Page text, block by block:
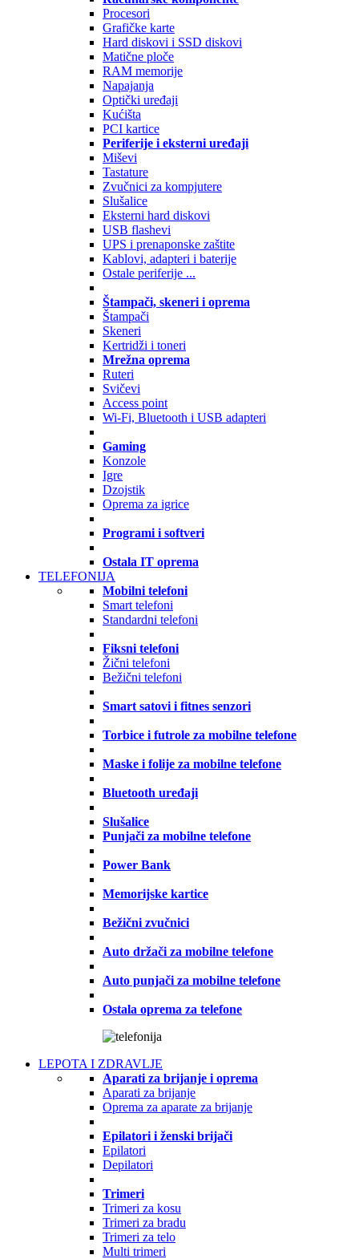
Procesori
Grafičke karte
Hard diskovi i SSD diskovi
Matične ploče
RAM memorije
Napajanja
Optički uređaji
Kućišta
PCI kartice
Periferije i eksterni uređaji
Miševi
Tastature
Zvučnici za kompjutere
Slušalice
Eksterni hard diskovi
USB flashevi
UPS i prenaponske zaštite
Kablovi, adapteri i baterije
Ostale periferije ...
Štampači, skeneri i oprema
Štampači
Skeneri
Kertridži i toneri
Mrežna oprema
Ruteri
Svičevi
Access point
Wi-Fi, Bluetooth i USB adapteri
Gaming
Konzole
Igre
Dzojstik
Oprema za igrice
Programi i softveri
Ostala IT oprema
TELEFONIJA
Mobilni telefoni
Smart telefoni
Standardni telefoni
Fiksni telefoni
Žični telefoni
Bežični telefoni
Smart satovi i fitnes senzori
Torbice i futrole za mobilne telefone
Maske i folije za mobilne telefone
Bluetooth uređaji
Slušalice
Punjači za mobilne telefone
Power Bank
Memorijske kartice
Bežični zvučnici
Auto držači za mobilne telefone
Auto punjači za mobilne telefone
Ostala oprema za telefone
LEPOTA I ZDRAVLJE
Aparati za brijanje i oprema
Aparati za brijanje
Oprema za aparate za brijanje
Epilatori i ženski brijači
Epilatori
Depilatori
Trimeri
Trimeri za kosu
Trimeri za bradu
Trimeri za telo
Multi trimeri